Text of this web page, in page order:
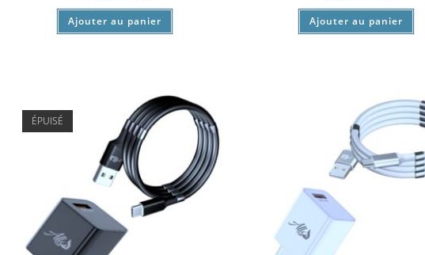
Ajouter au panier Ajouter au panier
ÉPUISÉ